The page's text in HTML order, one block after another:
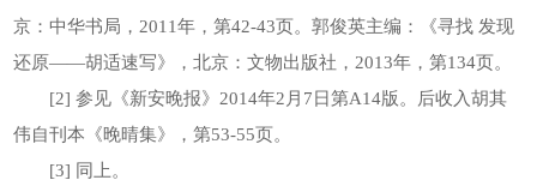
京：中华书局，2011年，第42-43页。郭俊英主编：《寻找 发现
还原——胡适速写》，北京：文物出版社，2013年，第134页。
[2] 参见《新安晚报》2014年2月7日第A14版。后收入胡其
伟自刊本《晚晴集》，第53-55页。
[3] 同上。